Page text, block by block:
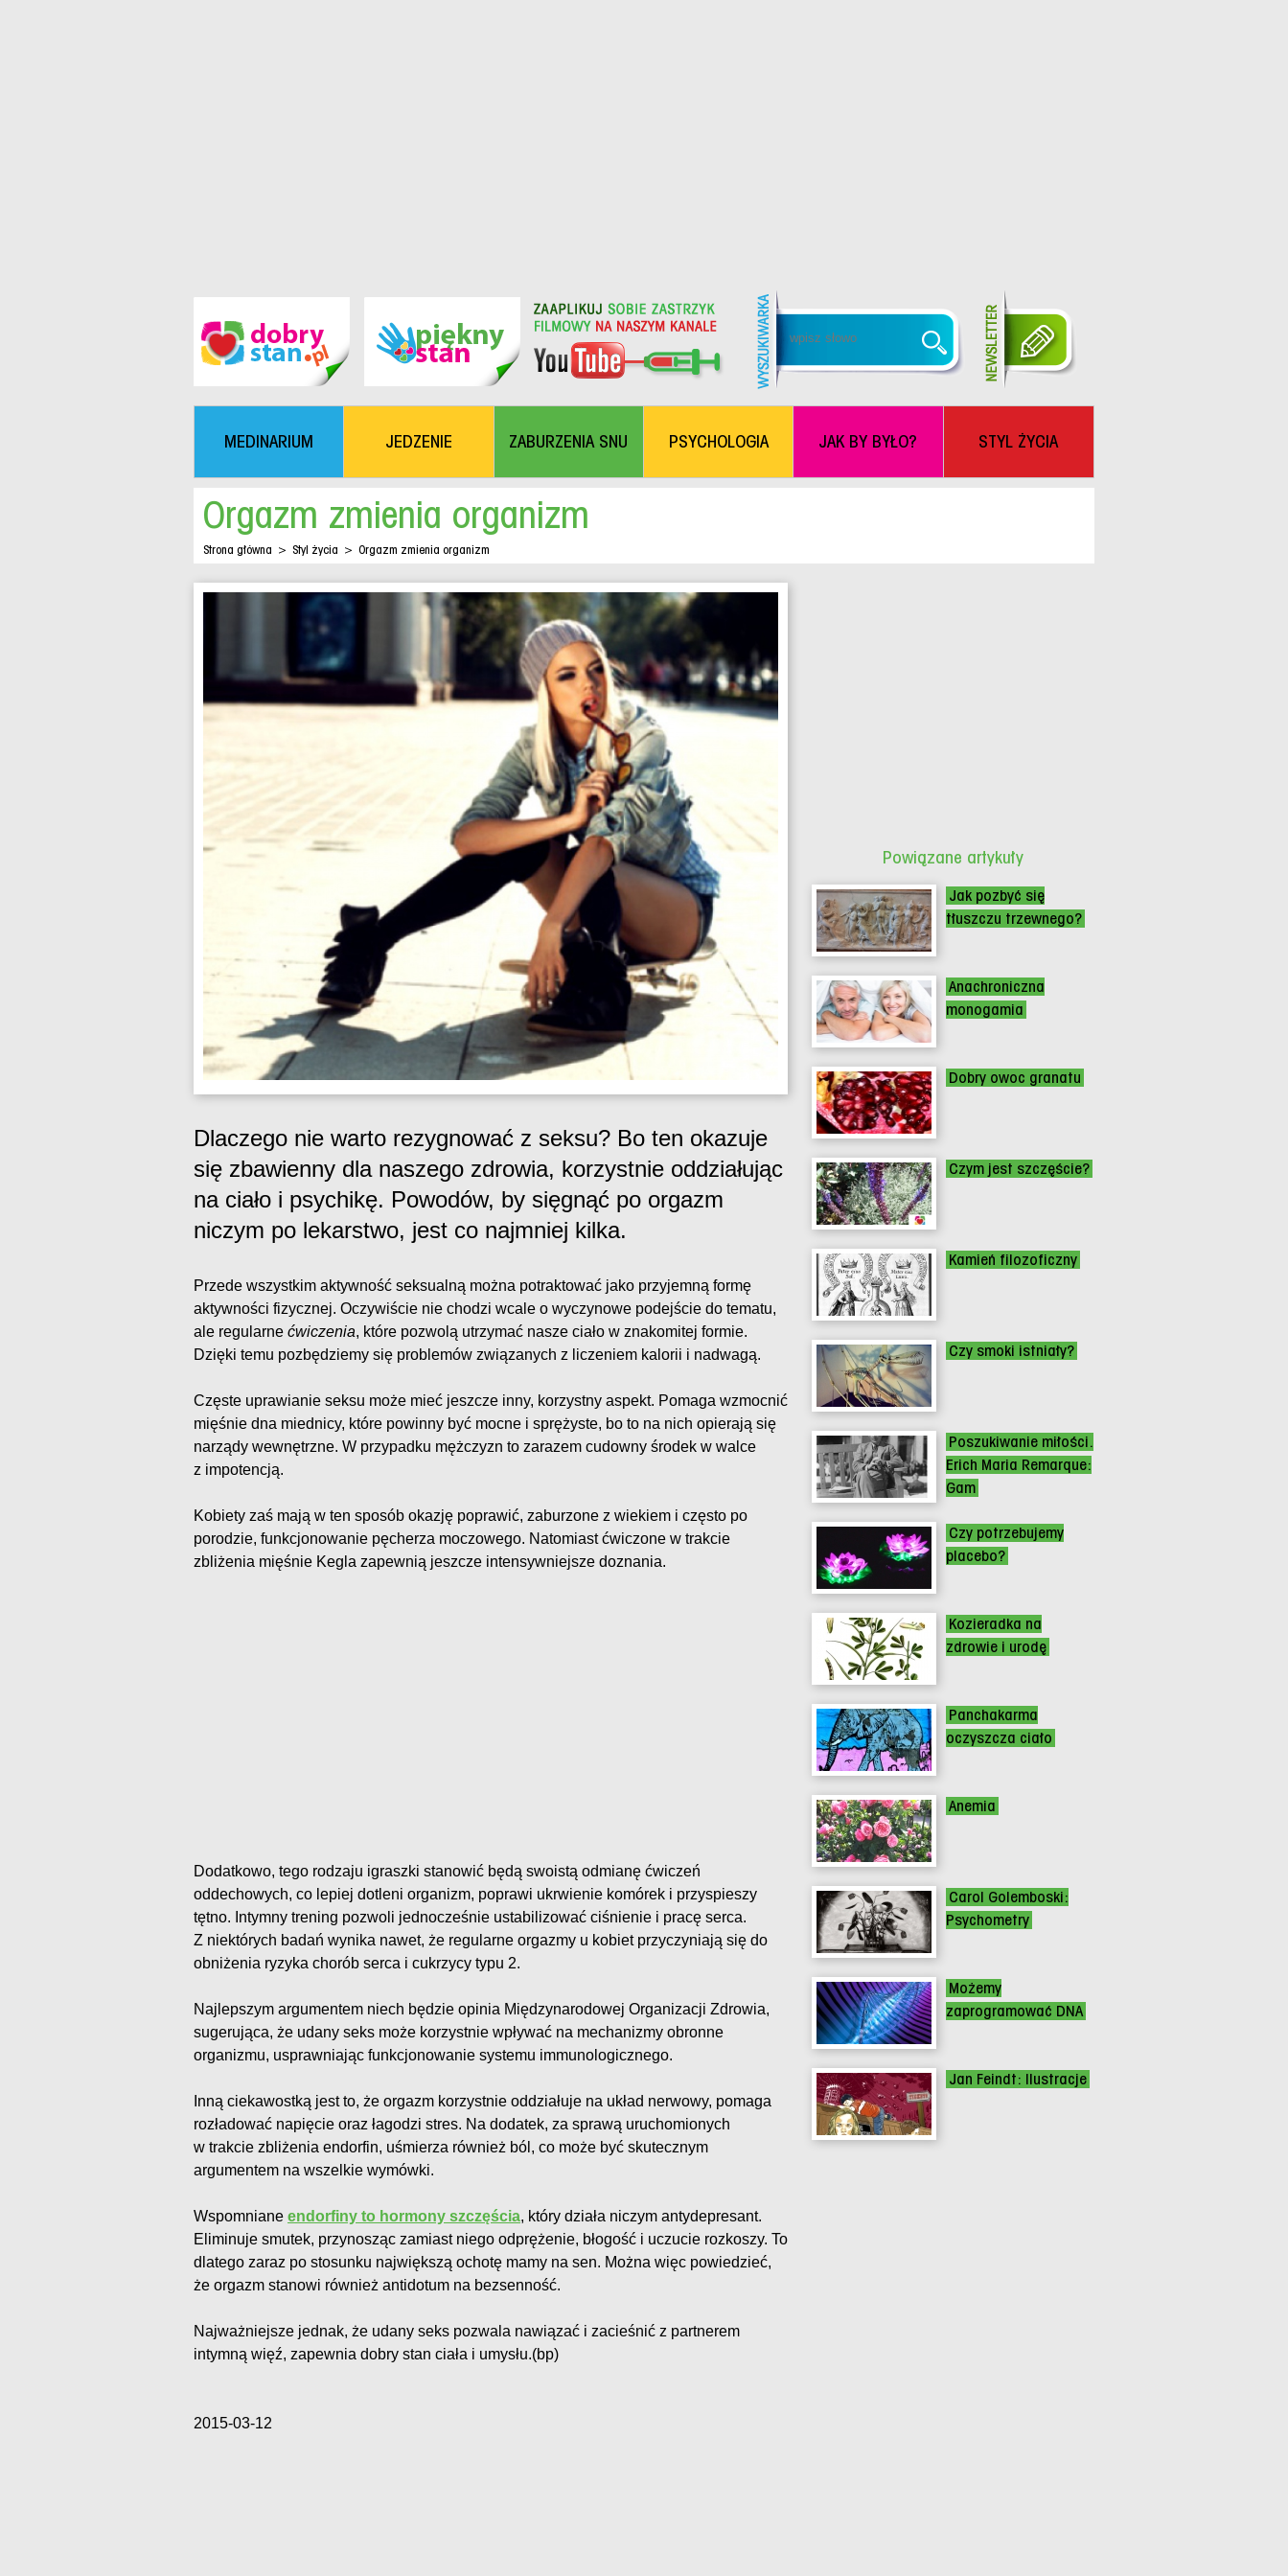
MEDINARIUM JEDZENIE ZABURZENIA SNU PSYCHOLOGIA JAK BY BYŁO? STYL ŻYCIA
Orgazm zmienia organizm
Strona główna > Styl życia > Orgazm zmienia organizm
Dlaczego nie warto rezygnować z seksu? Bo ten okazuje
się zbawienny dla naszego zdrowia, korzystnie oddziałując
na ciało i psychikę. Powodów, by sięgnąć po orgazm
niczym po lekarstwo, jest co najmniej kilka.
Przede wszystkim aktywność seksualną można potraktować jako przyjemną formę
aktywności fizycznej. Oczywiście nie chodzi wcale o wyczynowe podejście do tematu,
ale regularne ćwiczenia, które pozwolą utrzymać nasze ciało w znakomitej formie.
Dzięki temu pozbędziemy się problemów związanych z liczeniem kalorii i nadwagą.
Częste uprawianie seksu może mieć jeszcze inny, korzystny aspekt. Pomaga wzmocnić
mięśnie dna miednicy, które powinny być mocne i sprężyste, bo to na nich opierają się
narządy wewnętrzne. W przypadku mężczyzn to zarazem cudowny środek w walce
z impotencją.
Kobiety zaś mają w ten sposób okazję poprawić, zaburzone z wiekiem i często po
porodzie, funkcjonowanie pęcherza moczowego. Natomiast ćwiczone w trakcie
zbliżenia mięśnie Kegla zapewnią jeszcze intensywniejsze doznania.
Dodatkowo, tego rodzaju igraszki stanowić będą swoistą odmianę ćwiczeń
oddechowych, co lepiej dotleni organizm, poprawi ukrwienie komórek i przyspieszy
tętno. Intymny trening pozwoli jednocześnie ustabilizować ciśnienie i pracę serca.
Z niektórych badań wynika nawet, że regularne orgazmy u kobiet przyczyniają się do
obniżenia ryzyka chorób serca i cukrzycy typu 2.
Najlepszym argumentem niech będzie opinia Międzynarodowej Organizacji Zdrowia,
sugerująca, że udany seks może korzystnie wpływać na mechanizmy obronne
organizmu, usprawniając funkcjonowanie systemu immunologicznego.
Inną ciekawostką jest to, że orgazm korzystnie oddziałuje na układ nerwowy, pomaga
rozładować napięcie oraz łagodzi stres. Na dodatek, za sprawą uruchomionych
w trakcie zbliżenia endorfin, uśmierza również ból, co może być skutecznym
argumentem na wszelkie wymówki.
Wspomniane endorfiny to hormony szczęścia, który działa niczym antydepresant.
Eliminuje smutek, przynosząc zamiast niego odprężenie, błogość i uczucie rozkoszy. To
dlatego zaraz po stosunku największą ochotę mamy na sen. Można więc powiedzieć,
że orgazm stanowi również antidotum na bezsenność.
Najważniejsze jednak, że udany seks pozwala nawiązać i zacieśnić z partnerem
intymną więź, zapewnia dobry stan ciała i umysłu.(bp)
2015-03-12
Powiązane artykuły
Jak pozbyć się
tłuszczu trzewnego?
Anachroniczna
monogamia
Dobry owoc granatu
Czym jest szczęście?
Kamień filozoficzny
Czy smoki istniały?
Poszukiwanie miłości.
Erich Maria Remarque:
Gam
Czy potrzebujemy
placebo?
Kozieradka na
zdrowie i urodę
Panchakarma
oczyszcza ciało
Anemia
Carol Golemboski:
Psychometry
Możemy
zaprogramować DNA
Jan Feindt: Ilustracje